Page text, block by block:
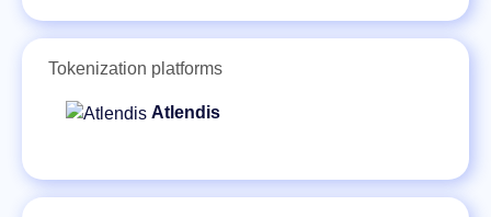
Tokenization platforms
Atlendis